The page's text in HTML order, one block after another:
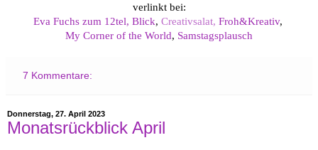
verlinkt bei:
Eva Fuchs zum 12tel, Blick, Creativsalat, Froh&Kreativ,
My Corner of the World, Samstagsplausch
7 Kommentare:
Donnerstag, 27. April 2023
Monatsrückblick April